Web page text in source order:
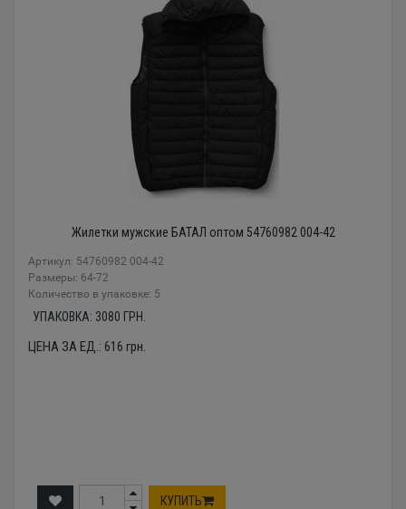
Жилетки мужские БАТАЛ оптом 54760982 004-42
Артикул: 54760982 004-42
Размеры: 64-72
Количество в упаковке: 5
УПАКОВКА: 3080 ГРН.
ЦЕНА ЗА ЕД.: 616 грн.
КУПИТЬ